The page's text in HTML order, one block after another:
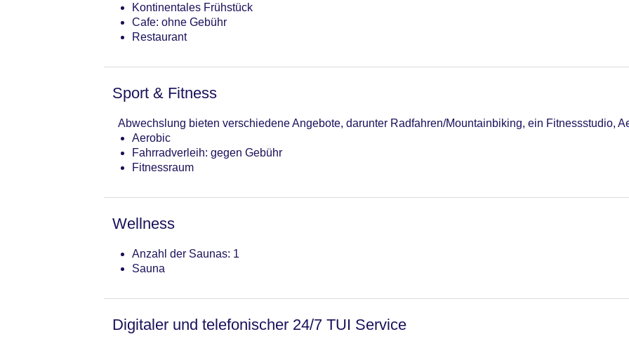
Kontinentales Frühstück
Cafe: ohne Gebühr
Restaurant
Sport & Fitness
Abwechslung bieten verschiedene Angebote, darunter Radfahren/Mountainbiking, ein Fitnessstudio,
Aerobic
Fahrradverleih: gegen Gebühr
Fitnessraum
Wellness
Anzahl der Saunas: 1
Sauna
Digitaler und telefonischer 24/7 TUI Service